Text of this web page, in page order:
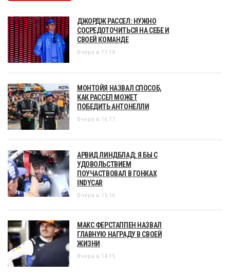
ДЖОРДЖ РАССЕЛ: НУЖНО
СОСРЕДОТОЧИТЬСЯ НА СЕБЕ И
СВОЕЙ КОМАНДЕ
Вчера в 17:18
МОНТОЙЯ НАЗВАЛ СПОСОБ,
КАК РАССЕЛ МОЖЕТ
ПОБЕДИТЬ АНТОНЕЛЛИ
Вчера в 16:17
АРВИД ЛИНДБЛАД: Я БЫ С
УДОВОЛЬСТВИЕМ
ПОУЧАСТВОВАЛ В ГОНКАХ
INDYCAR
Вчера в 15:16
МАКС ФЕРСТАППЕН НАЗВАЛ
ГЛАВНУЮ НАГРАДУ В СВОЕЙ
ЖИЗНИ
Вчера в 14:15